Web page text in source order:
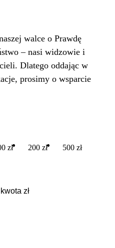
walce o Prawdę
– nasi widzowie i
Dlatego oddając w
prosimy o wsparcie
zł 200 zł 500 zł